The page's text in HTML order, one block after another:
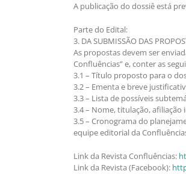
A publicação do dossiê está
Parte do Edital:
3. DA SUBMISSÃO DAS
As propostas devem ser
Confluências” e, conter as
3.1 – Título proposto para o
3.2 – Ementa e breve
3.3 – Lista de possíveis
3.4 – Nome, titulação,
3.5 – Cronograma do
equipe editorial da
Link da Revista Confluências:
Link da Revista (Facebook):